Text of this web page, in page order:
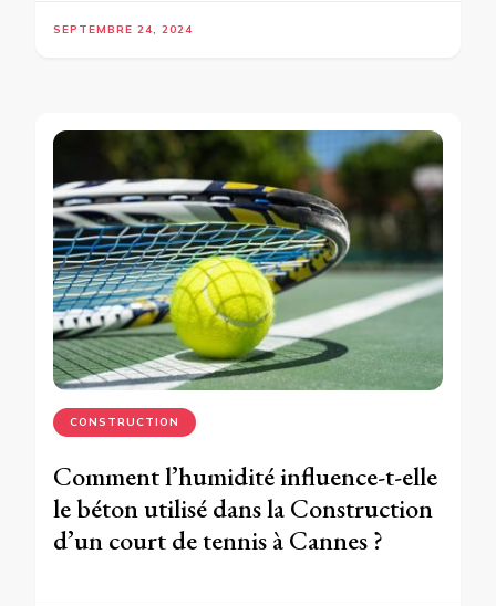
SEPTEMBRE 24, 2024
CONSTRUCTION
Comment l’humidité influence-t-elle
le béton utilisé dans la Construction
d’un court de tennis à Cannes ?